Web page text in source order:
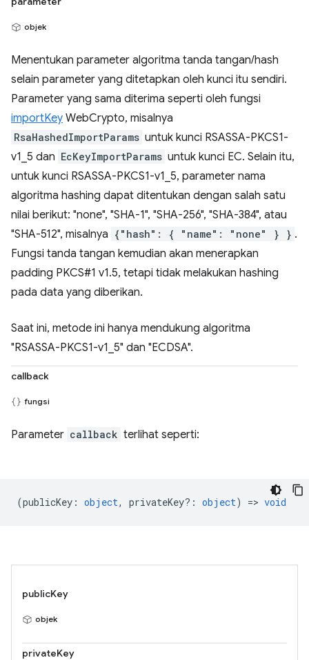
objek
Menentukan parameter algoritma tanda tangan/hash
selain parameter yang ditetapkan oleh kunci itu sendiri.
Parameter yang sama diterima seperti oleh fungsi
importKey WebCrypto, misalnya
RsaHashedImportParams untuk kunci RSASSA-PKCS1-
v1_5 dan EcKeyImportParams untuk kunci EC. Selain itu,
untuk kunci RSASSA-PKCS1-v1_5, parameter nama
algoritma hashing dapat ditentukan dengan salah satu
nilai berikut: "none", "SHA-1", "SHA-256", "SHA-384", atau
"SHA-512", misalnya {"hash": { "name": "none" } } .
Fungsi tanda tangan kemudian akan menerapkan
padding PKCS#1 v1.5, tetapi tidak melakukan hashing
pada data yang diberikan.
Saat ini, metode ini hanya mendukung algoritma
"RSASSA-PKCS1-v1_5" dan "ECDSA".
callback
fungsi
Parameter callback terlihat seperti:
(publicKey : object, privateKey? : object) => void
publicKey
objek
privateKey